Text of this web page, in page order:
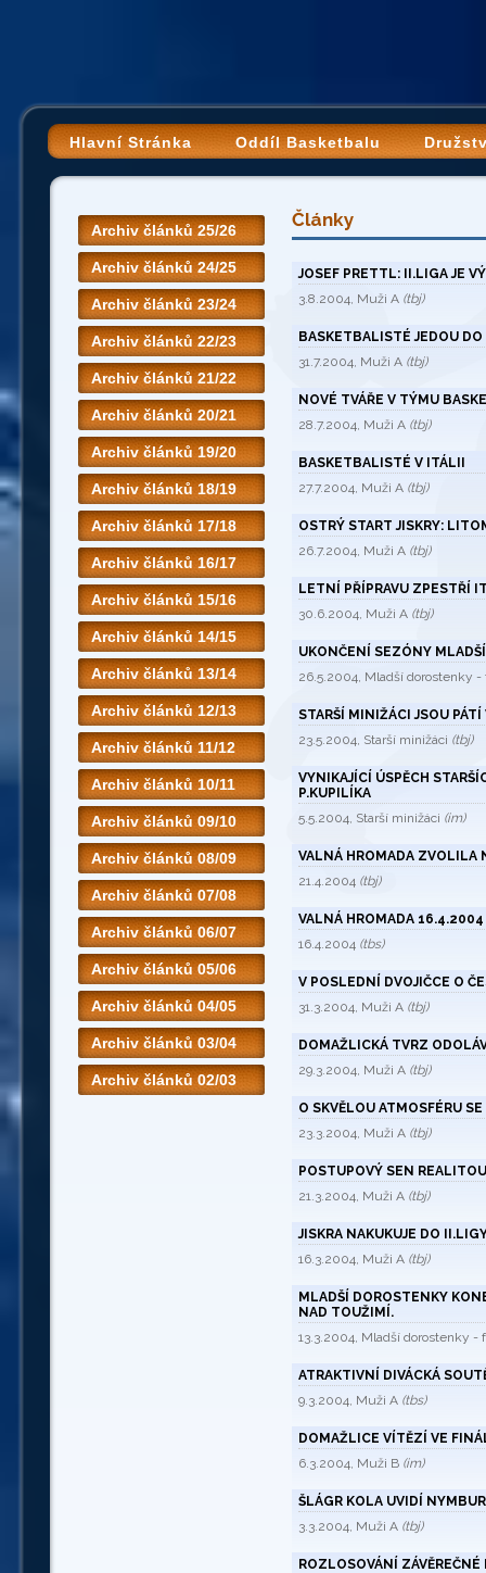
Hlavní Stránka Oddíl Basketbalu
Archiv článků 25/26
Archiv článků 24/25
Archiv článků 23/24
Archiv článků 22/23
Archiv článků 21/22
Archiv článků 20/21
Archiv článků 19/20
Archiv článků 18/19
Archiv článků 17/18
Archiv článků 16/17
Archiv článků 15/16
Archiv článků 14/15
Archiv článků 13/14
Archiv článků 12/13
Archiv článků 11/12
Archiv článků 10/11
Archiv článků 09/10
Archiv článků 08/09
Archiv článků 07/08
Archiv článků 06/07
Archiv článků 05/06
Archiv článků 04/05
Archiv článků 03/04
Archiv článků 02/03
Články
JOSEF PRETTL: II.LIGA JE
3.8.2004, Muži A (tbj)
BASKETBALISTÉ JEDOU DO
31.7.2004, Muži A (tbj)
NOVÉ TVÁŘE V TÝMU
28.7.2004, Muži A (tbj)
BASKETBALISTÉ V ITÁLII
27.7.2004, Muži A (tbj)
OSTRÝ START JISKRY:
26.7.2004, Muži A (tbj)
LETNÍ PŘÍPRAVU ZPESTŘÍ
30.6.2004, Muži A (tbj)
UKONČENÍ SEZÓNY
26.5.2004, Mladší dorostenky
STARŠÍ MINIŽÁCI JSOU
23.5.2004, Starší minižáci (tbj)
VYNIKAJÍCÍ ÚSPĚCH
P.KUPILÍKA
5.5.2004, Starší minižáci (im)
VALNÁ HROMADA ZVOLILA
21.4.2004 (tbj)
VALNÁ HROMADA
16.4.2004 (tbs)
V POSLEDNÍ DVOJIČCE O
31.3.2004, Muži A (tbj)
DOMAŽLICKÁ TVRZ
29.3.2004, Muži A (tbj)
O SKVĚLOU ATMOSFÉRU
23.3.2004, Muži A (tbj)
POSTUPOVÝ SEN
21.3.2004, Muži A (tbj)
JISKRA NAKUKUJE DO
16.3.2004, Muži A (tbj)
MLADŠÍ DOROSTENKY
NAD TOUŽIMÍ.
13.3.2004, Mladší dorostenky
ATRAKTIVNÍ DIVÁCKÁ
9.3.2004, Muži A (tbs)
DOMAŽLICE VÍTĚZÍ VE
6.3.2004, Muži B (im)
ŠLÁGR KOLA UVIDÍ
3.3.2004, Muži A (tbj)
ROZLOSOVÁNÍ